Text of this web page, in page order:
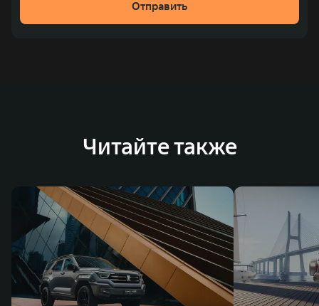
место по объёмам продаж пикапов в Китае. На
зарубежных – в России, Таиланде, Бразилии и Индии, а
Отправить
Читайте также